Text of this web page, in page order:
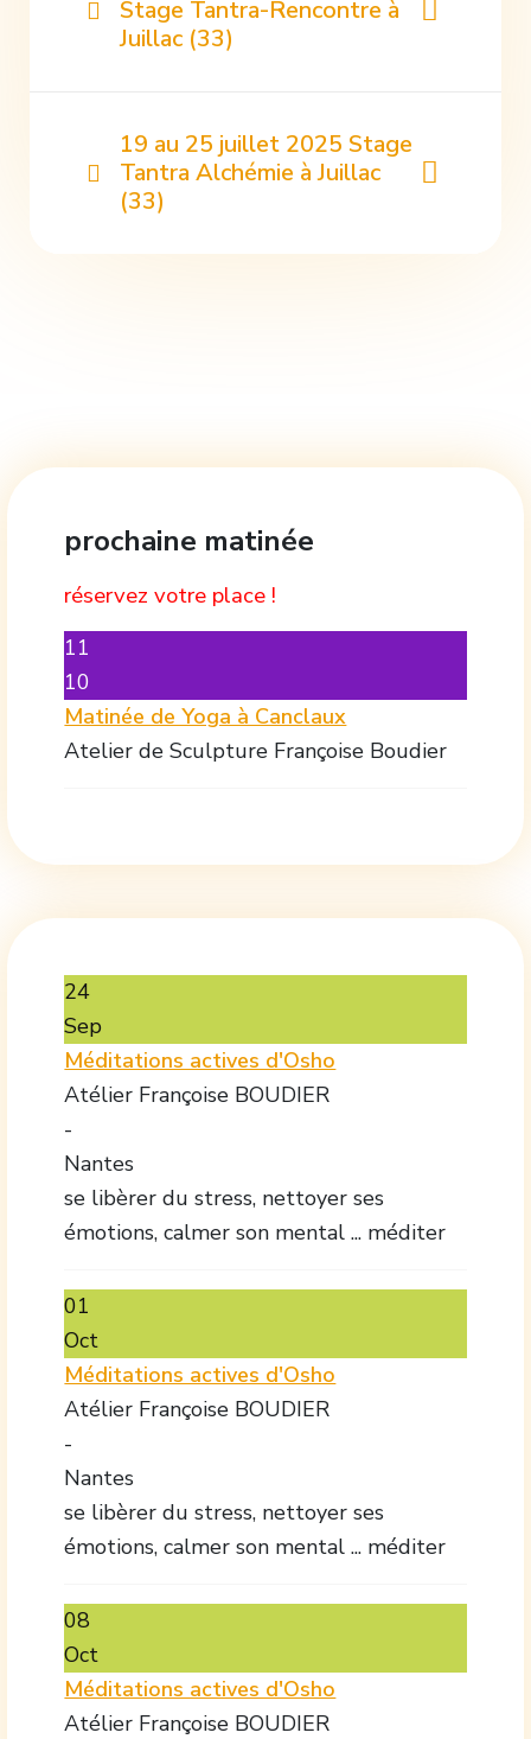
Stage Tantra-Rencontre à
Juillac (33)
19 au 25 juillet 2025 Stage
Tantra Alchémie à Juillac
(33)
prochaine matinée
réservez votre place !
11
10
Matinée de Yoga à Canclaux
Atelier de Sculpture Françoise Boudier
24
Sep
Méditations actives d'Osho
Atélier Françoise BOUDIER
-
Nantes
se libèrer du stress, nettoyer ses
émotions, calmer son mental ... méditer
01
Oct
Méditations actives d'Osho
Atélier Françoise BOUDIER
-
Nantes
se libèrer du stress, nettoyer ses
émotions, calmer son mental ... méditer
08
Oct
Méditations actives d'Osho
Atélier Françoise BOUDIER